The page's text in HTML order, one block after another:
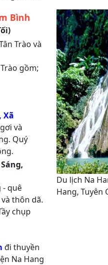
Bình
Trào và
gồm;
Xã
và
Quý
- quê
thôn dã.
chụp
đi thuyền
Na Hang
Du lịch Na
Hang, Tuyên